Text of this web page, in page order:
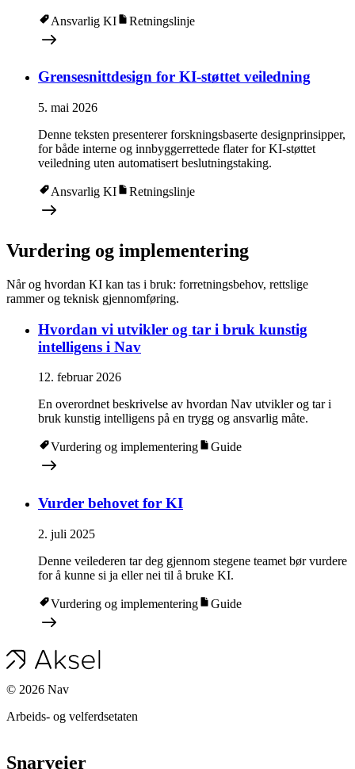
Ansvarlig KI Retningslinje
Grensesnittdesign for KI-støttet veiledning
5. mai 2026
Denne teksten presenterer forskningsbaserte designprinsipper,
for både interne og innbyggerrettede flater for KI-støttet
veiledning uten automatisert beslutningstaking.
Ansvarlig KI Retningslinje
Vurdering og implementering
Når og hvordan KI kan tas i bruk: forretningsbehov, rettslige
rammer og teknisk gjennomføring.
Hvordan vi utvikler og tar i bruk kunstig
intelligens i Nav
12. februar 2026
En overordnet beskrivelse av hvordan Nav utvikler og tar i
bruk kunstig intelligens på en trygg og ansvarlig måte.
Vurdering og implementering Guide
Vurder behovet for KI
2. juli 2025
Denne veilederen tar deg gjennom stegene teamet bør vurdere
for å kunne si ja eller nei til å bruke KI.
Vurdering og implementering Guide
© 2026 Nav
Arbeids- og velferdsetaten
Snarveier